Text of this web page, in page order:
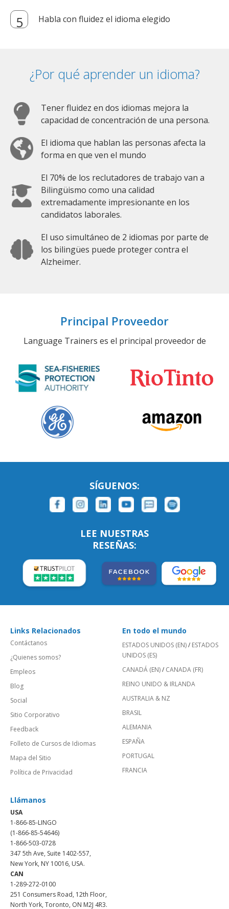
Habla con fluidez el idioma elegido
¿Por qué aprender un idioma?
Tener fluidez en dos idiomas mejora la
capacidad de concentración de una persona.
El idioma que hablan las personas afecta la
forma en que ven el mundo
El 70% de los reclutadores de trabajo van a
Bilingüismo como una calidad
extremadamente impresionante en los
candidatos laborales.
El uso simultáneo de 2 idiomas por parte de
los bilingües puede proteger contra el
Alzheimer.
Principal Proveedor
Language Trainers es el principal proveedor de
SÍGUENOS:
LEE NUESTRAS
RESEÑAS:
Links Relacionados
Contáctanos
¿Quienes somos?
Empleos
Blog
Social
Sitio Corporativo
Feedback
Folleto de Cursos de Idiomas
Mapa del Sitio
Política de Privacidad
En todo el mundo
ESTADOS UNIDOS (EN)/ ESTADOS
UNIDOS (ES)
CANADÁ (EN)/ CANADA (FR)
REINO UNIDO & IRLANDA
AUSTRALIA & NZ
BRASIL
ALEMANIA
ESPAÑA
PORTUGAL
FRANCIA
Llámanos
USA
1-866-85-LINGO
(1-866-85-54646)
1-866-503-0728
347 5th Ave, Suite 1402-557,
New York, NY 10016, USA.
CAN
1-289-272-0100
251 Consumers Road, 12th Floor,
North York, Toronto, ON M2J 4R3.